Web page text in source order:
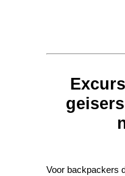
Voor backpackers